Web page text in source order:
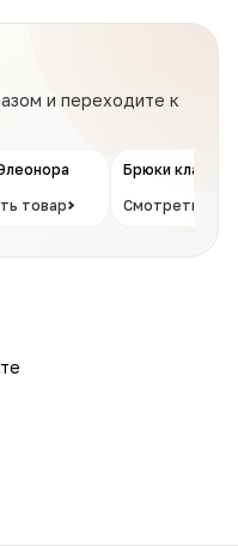
и переходите к
товар
Брюки
Смотреть